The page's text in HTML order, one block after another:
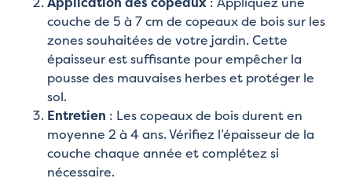
couche de 5 à 7 cm de copeaux de bois sur les
zones souhaitées de votre jardin. Cette
épaisseur est suffisante pour empêcher la
pousse des mauvaises herbes et protéger le
sol.
Entretien : Les copeaux de bois durent en
moyenne 2 à 4 ans. Vérifiez l’épaisseur de la
couche chaque année et complétez si
nécessaire.